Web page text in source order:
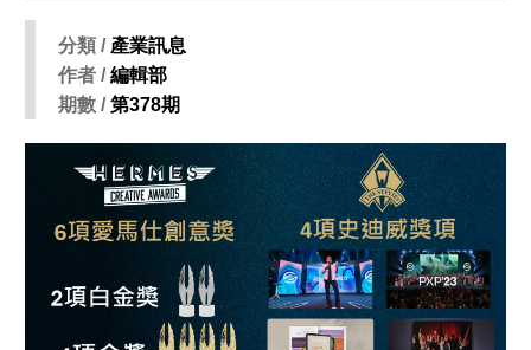
分類 / 產業訊息
作者 /編輯部
期數 /第378期